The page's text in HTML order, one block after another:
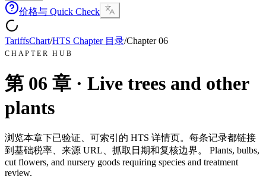
价格与 Quick Check
TariffsChart/HTS Chapter 目录/Chapter06
CHAPTER HUB
第 06 章 · Live trees and other
plants
浏览本章下已验证、可索引的 HTS 详情页。每条记录都链接
到基础税率、来源 URL、抓取日期和复核边界。
Plants, bulbs,
cut flowers, and nursery goods requiring species and treatment
review.